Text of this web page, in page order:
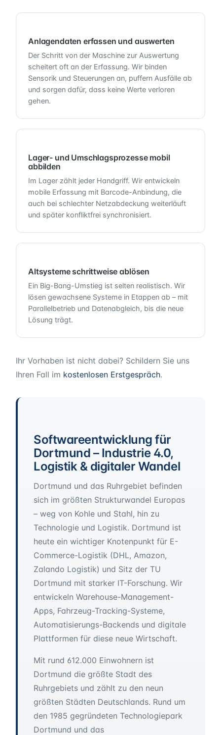
Anlagendaten erfassen und auswerten
Der Schritt von der Maschine zur Auswertung
scheitert oft an der Erfassung. Wir binden
Sensorik und Steuerungen an, puffern Ausfälle ab
und sorgen dafür, dass keine Werte verloren
gehen.
Lager- und Umschlagsprozesse mobil
abbilden
Im Lager zählt jeder Handgriff. Wir entwickeln
mobile Erfassung mit Barcode-Anbindung, die
auch bei schlechter Netzabdeckung weiterläuft
und später konfliktfrei synchronisiert.
Altsysteme schrittweise ablösen
Ein Big-Bang-Umstieg ist selten realistisch. Wir
lösen gewachsene Systeme in Etappen ab – mit
Parallelbetrieb und Datenabgleich, bis die neue
Lösung trägt.
Ihr Vorhaben ist nicht dabei? Schildern Sie uns
Ihren Fall im kostenlosen Erstgespräch.
Softwareentwicklung für
Dortmund – Industrie 4.0,
Logistik & digitaler Wandel
Dortmund und das Ruhrgebiet befinden
sich im größten Strukturwandel Europas
– weg von Kohle und Stahl, hin zu
Technologie und Logistik. Dortmund ist
heute ein wichtiger Knotenpunkt für E-
Commerce-Logistik (DHL, Amazon,
Zalando Logistik) und Sitz der TU
Dortmund mit starker IT-Forschung. Wir
entwickeln Warehouse-Management-
Apps, Fahrzeug-Tracking-Systeme,
Automatisierungs-Backends und digitale
Plattformen für diese neue Wirtschaft.
Mit rund 612.000 Einwohnern ist
Dortmund die größte Stadt des
Ruhrgebiets und zählt zu den neun
größten Städten Deutschlands. Rund um
den 1985 gegründeten Technologiepark
Dortmund und das